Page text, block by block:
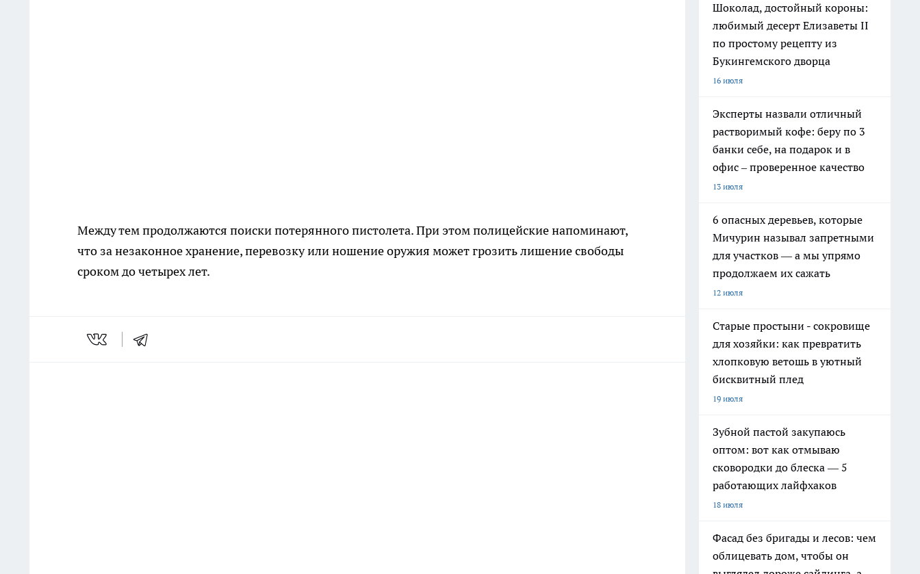
Между тем продолжаются поиски потерянного пистолета. При этом полицейские напоминают,
что за незаконное хранение, перевозку или ношение оружия может грозить лишение свободы
сроком до четырех лет.
Шоколад, достойный короны:
любимый десерт Елизаветы II
по простому рецепту из
Букингемского дворца
16 июля
Эксперты назвали отличный
растворимый кофе: беру по 3
банки себе, на подарок и в
офис – проверенное качество
13 июля
6 опасных деревьев, которые
Мичурин называл запретными
для участков — а мы упрямо
продолжаем их сажать
12 июля
Старые простыни - сокровище
для хозяйки: как превратить
хлопковую ветошь в уютный
бисквитный плед
19 июля
Зубной пастой закупаюсь
оптом: вот как отмываю
сковородки до блеска — 5
работающих лайфхаков
18 июля
Фасад без бригады и лесов: чем
облицевать дом, чтобы он